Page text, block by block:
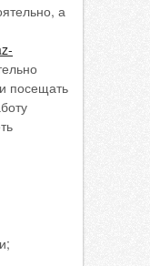
а
посещать